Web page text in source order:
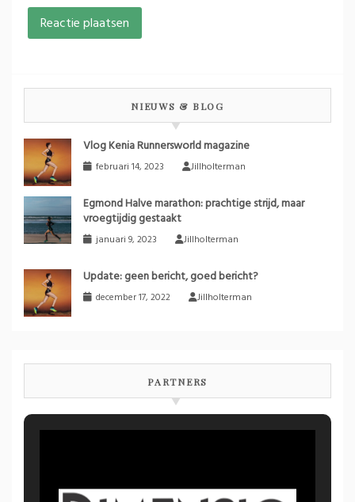
NIEUWS & BLOG
Vlog Kenia Runnersworld magazine
februari 14, 2023 Jillholterman
Egmond Halve marathon: prachtige strijd, maar
vroegtijdig gestaakt
januari 9, 2023 Jillholterman
Update: geen bericht, goed bericht?
december 17, 2022 Jillholterman
PARTNERS